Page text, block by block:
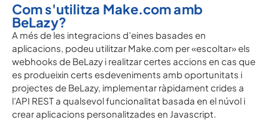
Com s'utilitza Make.com amb
BeLazy?
A més de les integracions d’eines basades en
aplicacions, podeu utilitzar Make.com per «escoltar» els
webhooks de BeLazy i realitzar certes accions en cas que
es produeixin certs esdeveniments amb oportunitats i
projectes de BeLazy, implementar ràpidament crides a
l’API REST a qualsevol funcionalitat basada en el núvol i
crear aplicacions personalitzades en Javascript.